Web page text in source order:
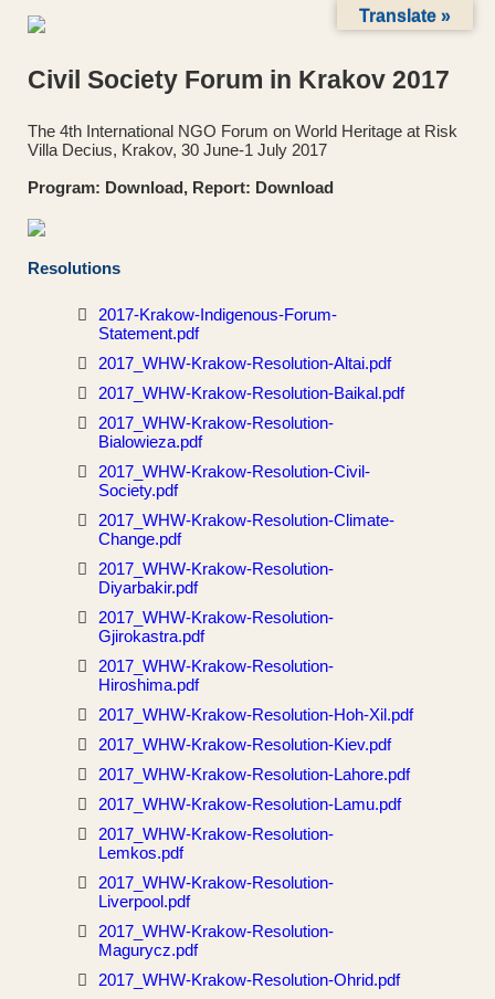
Civil Society Forum in Krakov 2017
The 4th International NGO Forum on World Heritage at Risk
Villa Decius, Krakov, 30 June-1 July 2017
Program: Download, Report: Download
Resolutions
2017-Krakow-Indigenous-Forum-
Statement.pdf
2017_WHW-Krakow-Resolution-Altai.pdf
2017_WHW-Krakow-Resolution-Baikal.pdf
2017_WHW-Krakow-Resolution-
Bialowieza.pdf
2017_WHW-Krakow-Resolution-Civil-
Society.pdf
2017_WHW-Krakow-Resolution-Climate-
Change.pdf
2017_WHW-Krakow-Resolution-
Diyarbakir.pdf
2017_WHW-Krakow-Resolution-
Gjirokastra.pdf
2017_WHW-Krakow-Resolution-
Hiroshima.pdf
2017_WHW-Krakow-Resolution-Hoh-Xil.pdf
2017_WHW-Krakow-Resolution-Kiev.pdf
2017_WHW-Krakow-Resolution-Lahore.pdf
2017_WHW-Krakow-Resolution-Lamu.pdf
2017_WHW-Krakow-Resolution-
Lemkos.pdf
2017_WHW-Krakow-Resolution-
Liverpool.pdf
2017_WHW-Krakow-Resolution-
Magurycz.pdf
2017_WHW-Krakow-Resolution-Ohrid.pdf
Translate »